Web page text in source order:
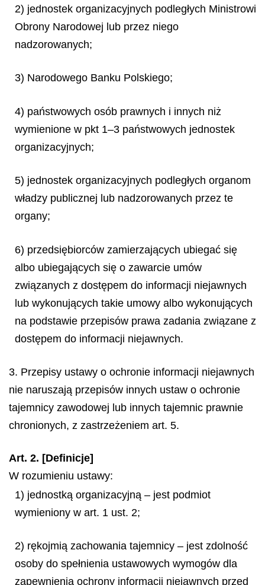
2) jednostek organizacyjnych podległych Ministrowi
Obrony Narodowej lub przez niego
nadzorowanych;
3) Narodowego Banku Polskiego;
4) państwowych osób prawnych i innych niż
wymienione w pkt 1–3 państwowych jednostek
organizacyjnych;
5) jednostek organizacyjnych podległych organom
władzy publicznej lub nadzorowanych przez te
organy;
6) przedsiębiorców zamierzających ubiegać się
albo ubiegających się o zawarcie umów
związanych z dostępem do informacji niejawnych
lub wykonujących takie umowy albo wykonujących
na podstawie przepisów prawa zadania związane z
dostępem do informacji niejawnych.
3. Przepisy ustawy o ochronie informacji niejawnych
nie naruszają przepisów innych ustaw o ochronie
tajemnicy zawodowej lub innych tajemnic prawnie
chronionych, z zastrzeżeniem art. 5.
Art. 2. [Definicje]
W rozumieniu ustawy:
1) jednostką organizacyjną – jest podmiot
wymieniony w art. 1 ust. 2;
2) rękojmią zachowania tajemnicy – jest zdolność
osoby do spełnienia ustawowych wymogów dla
zapewnienia ochrony informacji niejawnych przed